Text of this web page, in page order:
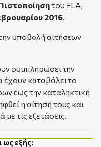
του ELA,
2016.
υποβολή αιτήσεων
συμπληρώσει την
έχουν καταβάλει το
έως την καταληκτική
η αίτησή τους και
τις εξετάσεις.
ως εξής: